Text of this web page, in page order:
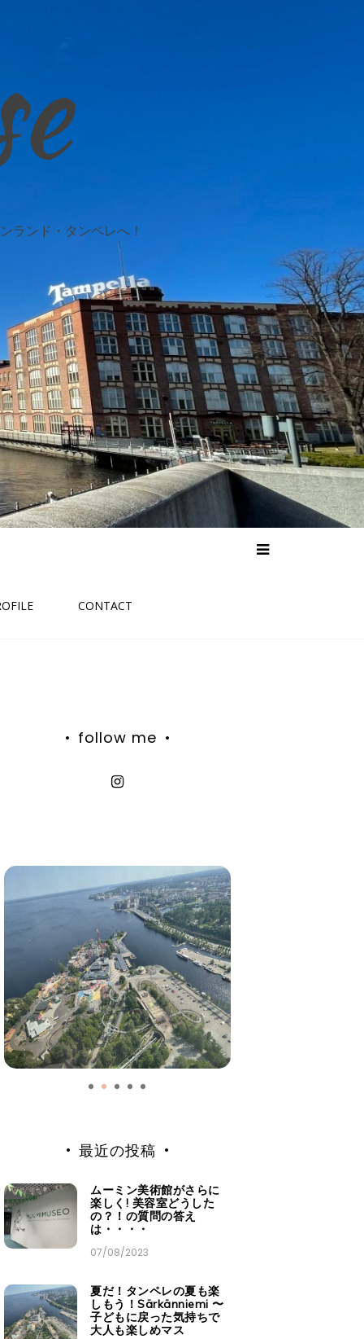
ランド・タンペレへ！
CONTACT
follow me
最近の投稿
ムーミン美術館がさらに
楽しく! 美容室どうした
の？！の質問の答え
は・・・・
07/08/2023
夏だ！タンペレの夏も楽
しもう！Särkänniemi 〜
子どもに戻った気持ちで
大人も楽しめマス